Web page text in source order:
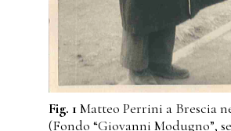
Fig. 1 Matteo Perrini a Brescia
(Fondo “Giovanni Modugno”,